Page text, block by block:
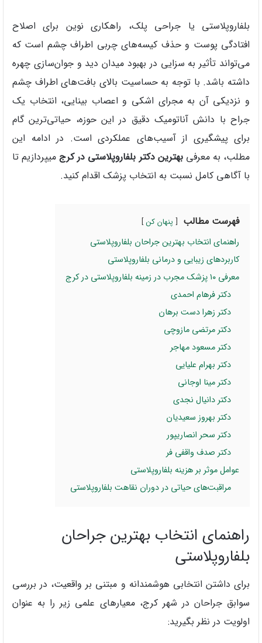
بلفاروپلاستی یا جراحی پلک، راهکاری نوین برای اصلاح
افتادگی پوست و حذف کیسه‌های چربی اطراف چشم است که
می‌تواند تأثیر به‌ سزایی در بهبود میدان دید و جوان‌سازی چهره
داشته باشد. با توجه به حساسیت بالای بافت‌های اطراف چشم
و نزدیکی آن به مجرای اشکی و اعصاب بینایی، انتخاب یک
جراح با دانش آناتومیک دقیق در این حوزه، حیاتی‌ترین گام
برای پیشگیری از آسیب‌های عملکردی است. در ادامه این
مطلب، به معرفیبهترین دکتر بلفاروپلاستی در کرجمیپردازیم تا
با آگاهی کامل نسبت به انتخاب پزشک اقدام کنید.
فهرست مطالب پنهان کن
راهنمای انتخاب بهترین جراحان بلفاروپلاستی
کاربردهای زیبایی و درمانی بلفاروپلاستی
معرفی ۱۰ پزشک مجرب در زمینه بلفاروپلاستی در کرج
دکتر فرهام احمدی
دکتر زهرا دست برهان
دکتر مرتضی مازوچی
دکتر مسعود مهاجر
دکتر بهرام علیایی
دکتر مینا اوجانی
دکتر دانیال نجدی
دکتر بهروز سعیدیان
دکتر سحر انصاریپور
دکتر صدف واقفی فر
عوامل موثر بر هزینه بلفاروپلاستی
مراقبت‌های حیاتی در دوران نقاهت بلفاروپلاستی
راهنمای انتخاب بهترین جراحان
بلفاروپلاستی
برای داشتن انتخابی هوشمندانه و مبتنی بر واقعیت، در بررسی
سوابق جراحان در شهر کرج، معیارهای علمی زیر را به عنوان
اولویت در نظر بگیرید: